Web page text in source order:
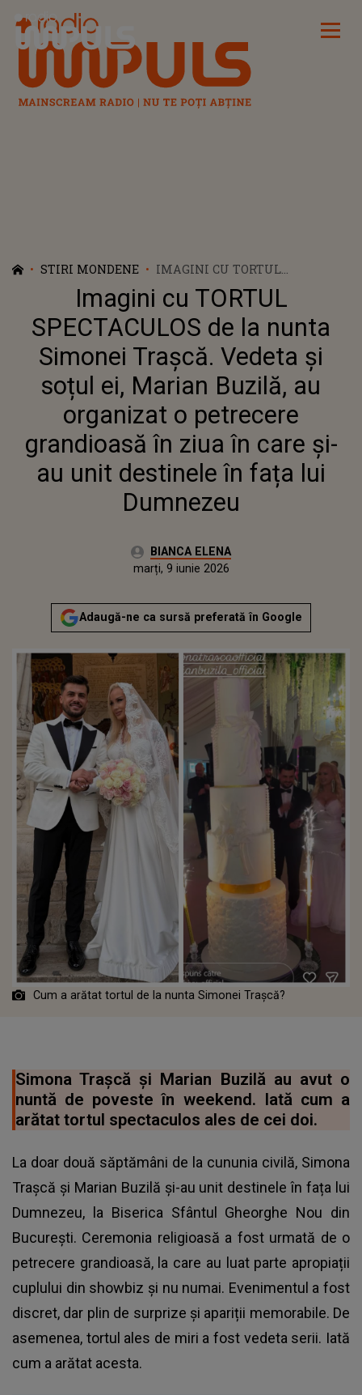
Radio Impuls
STIRI MONDENE
IMAGINI CU TORTUL
SPECTACULOS DE LA NUNTA
SIMONEI TRAȘCĂ. VEDETA ȘI
SOȚUL EI, MARIAN BUZILĂ, AU
ORGANIZAT O PETRECERE
GRANDIOASĂ ÎN ZIUA ÎN CARE
ȘI-AU UNIT DESTINELE ÎN FAȚA
LUI DUMNEZEU
Imagini cu TORTUL
SPECTACULOS de la nunta
Simonei Trașcă. Vedeta și
soțul ei, Marian Buzilă, au
organizat o petrecere
grandioasă în ziua în care și-
au unit destinele în fața lui
Dumnezeu
Autor:BIANCA ELENA
Publicat:
marți, 9 iunie 2026
Adaugă-ne ca sursă preferată în Google
Cum a arătat tortul de la nunta Simonei Trașcă?
Simona Trașcă și Marian Buzilă au avut o
nuntă de poveste în weekend. Iată cum a
arătat tortul spectaculos ales de cei doi.
La doar două săptămâni de la cununia civilă, Simona
Trașcă și Marian Buzilă și-au unit destinele în fața lui
Dumnezeu, la Biserica Sfântul Gheorghe Nou din
București. Ceremonia religioasă a fost urmată de o
petrecere grandioasă, la care au luat parte apropiații
cuplului din showbiz și nu numai. Evenimentul a fost
discret, dar plin de surprize și apariții memorabile. De
asemenea, tortul ales de miri a fost vedeta serii. Iată
cum a arătat acesta.